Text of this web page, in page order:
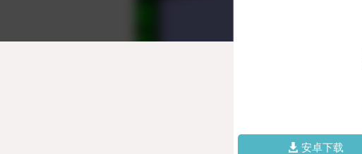
安卓下载